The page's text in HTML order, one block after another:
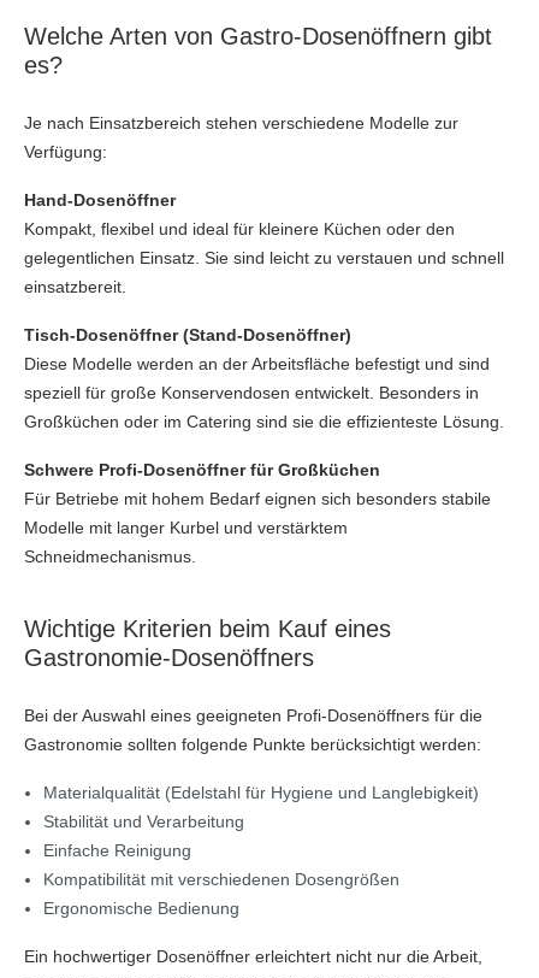
Welche Arten von Gastro-Dosenöffnern gibt
es?
Je nach Einsatzbereich stehen verschiedene Modelle zur
Verfügung:
Hand-Dosenöffner
Kompakt, flexibel und ideal für kleinere Küchen oder den
gelegentlichen Einsatz. Sie sind leicht zu verstauen und schnell
einsatzbereit.
Tisch-Dosenöffner (Stand-Dosenöffner)
Diese Modelle werden an der Arbeitsfläche befestigt und sind
speziell für große Konservendosen entwickelt. Besonders in
Großküchen oder im Catering sind sie die effizienteste Lösung.
Schwere Profi-Dosenöffner für Großküchen
Für Betriebe mit hohem Bedarf eignen sich besonders stabile
Modelle mit langer Kurbel und verstärktem
Schneidmechanismus.
Wichtige Kriterien beim Kauf eines
Gastronomie-Dosenöffners
Bei der Auswahl eines geeigneten Profi-Dosenöffners für die
Gastronomie sollten folgende Punkte berücksichtigt werden:
Materialqualität (Edelstahl für Hygiene und Langlebigkeit)
Stabilität und Verarbeitung
Einfache Reinigung
Kompatibilität mit verschiedenen Dosengrößen
Ergonomische Bedienung
Ein hochwertiger Dosenöffner erleichtert nicht nur die Arbeit,